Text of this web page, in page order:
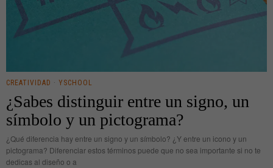
CREATIVIDAD · YSCHOOL
¿Sabes distinguir entre un signo, un
símbolo y un pictograma?
¿Qué diferencia hay entre un signo y un símbolo? ¿Y entre un icono y un
pictograma? Diferenciar estos términos puede que no sea importante si no te
dedicas al diseño o a